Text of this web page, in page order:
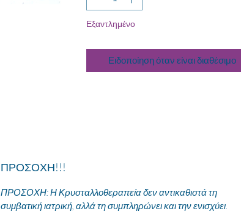
Εξαντλημένο
Ειδοποίηση όταν είναι διαθέσιμο
ΠΡΟΣΟΧΗ!!!
ΠΡΟΣΟΧΗ: Η Κρυσταλλοθεραπεία δεν αντικαθιστά τη
συμβατική ιατρική, αλλά τη συμπληρώνει και την ενισχύει.